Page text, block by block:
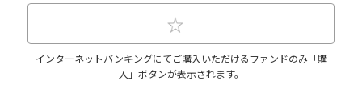
インターネットバンキングにてご購入いただけるファンドのみ「購
入」ボタンが表示されます。